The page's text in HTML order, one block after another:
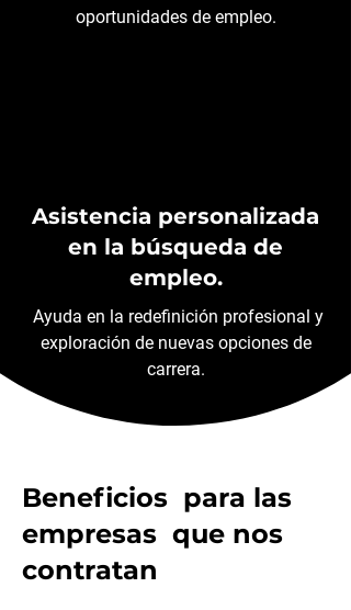
oportunidades de empleo.
Asistencia personalizada
en la búsqueda de
empleo.
Ayuda en la redefinición profesional y
exploración de nuevas opciones de
carrera.
Beneficios para las
empresas que nos
contratan